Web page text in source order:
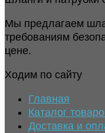
Мы предлагаем
требованиям
цене.
Ходим по сайту
Главная
Каталог
Доставка и